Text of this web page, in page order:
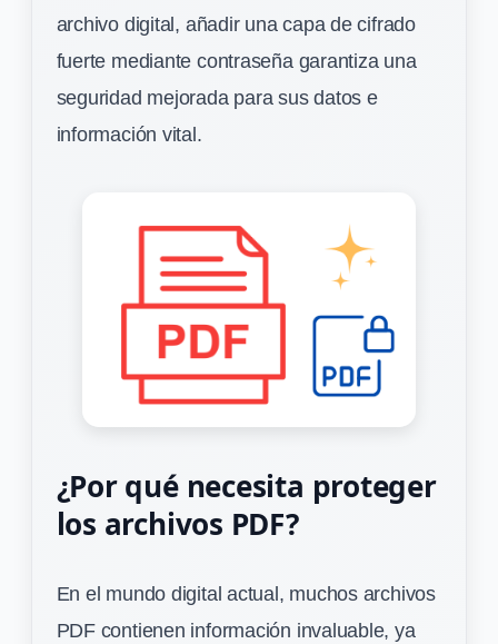
archivo digital, añadir una capa de cifrado
fuerte mediante contraseña garantiza una
seguridad mejorada para sus datos e
información vital.
¿Por qué necesita proteger
los archivos PDF?
En el mundo digital actual, muchos archivos
PDF contienen información invaluable, ya